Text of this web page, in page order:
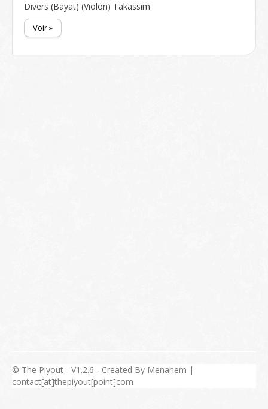
Divers (Bayat) (Violon) Takassim
Voir »
© The Piyout - V1.2.6 - Created By Menahem |
contact[at]thepiyout[point]com